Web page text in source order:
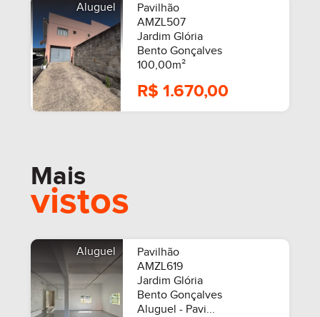
Aluguel
Pavilhão
AMZL507
Jardim Glória
Bento Gonçalves
100,00m²
R$ 1.670,00
Mais
vistos
Aluguel
Pavilhão
AMZL619
Jardim Glória
Bento Gonçalves
Aluguel - Pavi...